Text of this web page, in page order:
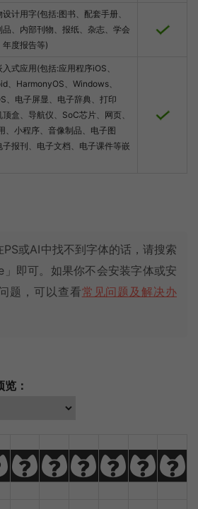
设计用字(包括:图书、配套手册、
品、内部刊物、报纸、杂志、学会
年度报告等)
式应用(包括:应用程序iOS、
、HarmonyOS、Windows、
、电子屏显、电子辞典、打印
盒、导航仪、SoC芯片、网页、
、小程序、音像制品、电子图
子报刊、电子文档、电子课件等嵌
或AI中找不到字体的话，请搜索
即可。如果你不会安装字体或安
题，可以查看常见问题及解决办
：
EFGHIJ